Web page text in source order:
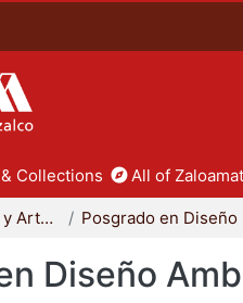
Collections All of
División de Ciencias y Artes para el Diseño Posgrado en Diseño
Diseño